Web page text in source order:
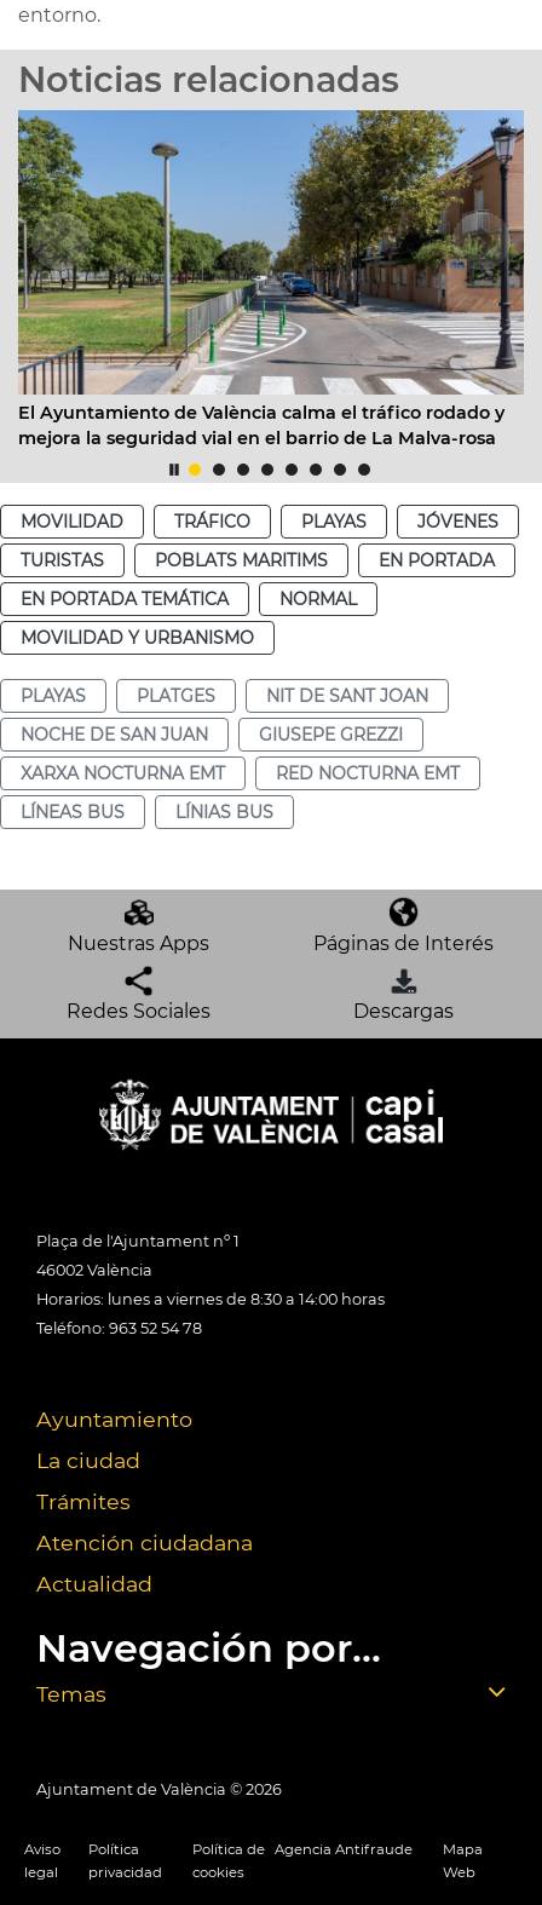
entorno.
Noticias relacionadas
de València calma el tráfico rodado y
la seguridad vial en el barrio de La Malva-rosa
EMT
facilitar
MOVILIDAD TRÁFICO PLAYAS
JÓVENES
TURISTAS
POBLATS MARITIMS
EN PORTADA
EN PORTADA TEMÁTICA
NORMAL
MOVILIDAD Y URBANISMO
PLAYAS PLATGES
NIT DE SANT JOAN
NOCHE DE SAN JUAN
GIUSEPE GREZZI
XARXA NOCTURNA EMT
RED NOCTURNA EMT
LÍNEAS BUS
LÍNIAS BUS
Nuestras Apps Páginas de Interés
Redes Sociales Descargas
Plaça de l'Ajuntament nº 1
46002 València
Horarios: lunes a viernes de 8:30 a 14:00 horas
Teléfono: 963 52 54 78
Ayuntamiento
La ciudad
Trámites
Atención ciudadana
Actualidad
Navegación por...
Temas
Ajuntament de València © 2026
Aviso
legal
Política
privacidad
Política de
cookies
Agencia Antifraude
Mapa
Web